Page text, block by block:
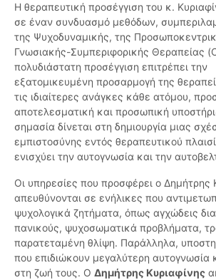
Η θεραπευτική προσέγγιση του κ.
σε έναν συνδυασμό μεθόδων,
της Ψυχοδυναμικής, της
Γνωσιακής-Συμπεριφορικής Θεραπείας
πολυδιάστατη προσέγγιση επιτρέπει την
εξατομικευμένη προσαρμογή της
τις ιδιαίτερες ανάγκες κάθε ατόμου,
αποτελεσματική και προσωπική
σημασία δίνεται στη δημιουργία μιας
εμπιστοσύνης εντός θεραπευτικού
ενισχύει την αυτογνωσία και την
Οι υπηρεσίες που προσφέρει ο Δημήτρης
απευθύνονται σε ενήλικες που
ψυχολογικά ζητήματα, όπως αγχώδεις
πανικούς, ψυχοσωματικά προβλήματα,
παρατεταμένη θλίψη. Παράλληλα,
που επιδιώκουν μεγαλύτερη αυτογνωσία
στη ζωή τους. Ο Δημήτρης Κυριαφίνης